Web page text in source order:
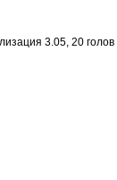
3.05, 20 голов